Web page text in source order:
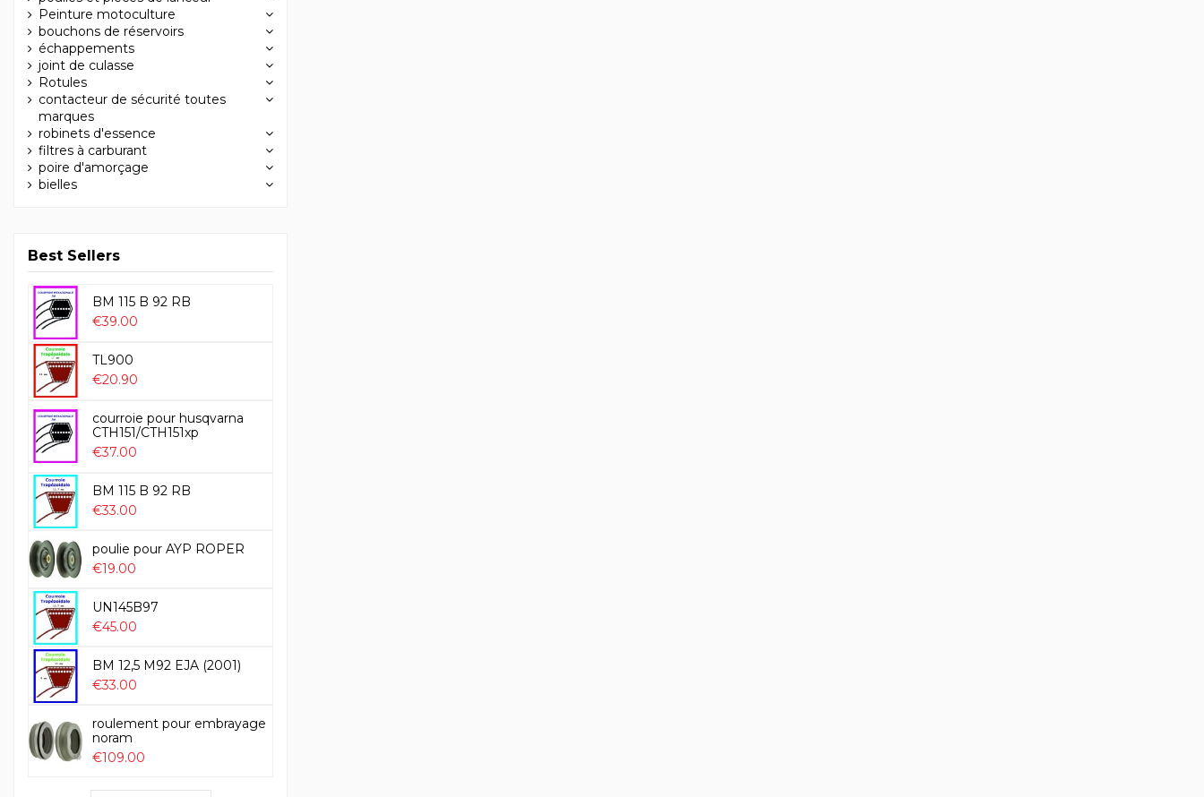
Peinture motoculture
bouchons de réservoirs
échappements
joint de culasse
Rotules
contacteur de sécurité toutes
marques
robinets d'essence
filtres à carburant
poire d'amorçage
bielles
Best Sellers
BM 115 B 92 RB
€39.00
TL900
€20.90
courroie pour husqvarna
CTH151/CTH151xp
€37.00
BM 115 B 92 RB
€33.00
poulie pour AYP ROPER
€19.00
UN145B97
€45.00
BM 12,5 M92 EJA (2001)
€33.00
roulement pour embrayage
noram
€109.00